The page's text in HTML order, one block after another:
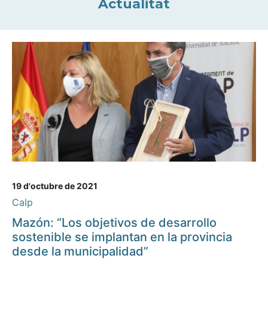
Actualitat
19 d'octubre de 2021
Calp
Mazón: “Los objetivos de desarrollo
sostenible se implantan en la provincia
desde la municipalidad”